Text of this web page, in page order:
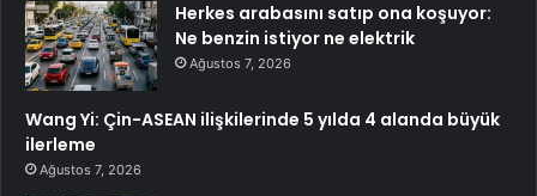
Herkes arabasını satıp ona koşuyor:
Ne benzin istiyor ne elektrik
Ağustos 7, 2026
Wang Yi: Çin-ASEAN ilişkilerinde 5 yılda 4 alanda büyük
ilerleme
Ağustos 7, 2026